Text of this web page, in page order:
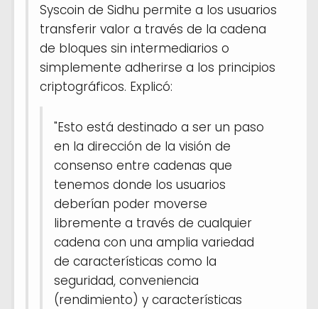
Syscoin de Sidhu permite a los usuarios
transferir valor a través de la cadena
de bloques sin intermediarios o
simplemente adherirse a los principios
criptográficos. Explicó:
"Esto está destinado a ser un paso
en la dirección de la visión de
consenso entre cadenas que
tenemos donde los usuarios
deberían poder moverse
libremente a través de cualquier
cadena con una amplia variedad
de características como la
seguridad, conveniencia
(rendimiento) y características